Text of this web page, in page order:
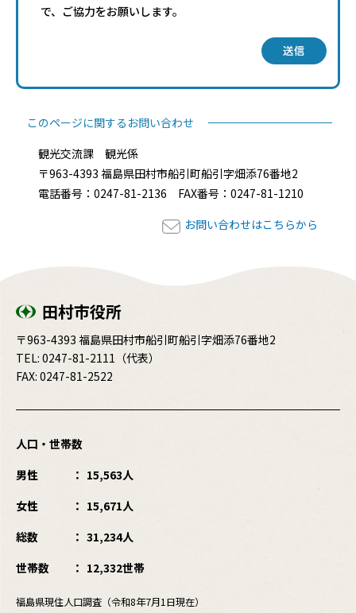
で、ご協力をお願いします。
送信
このページに関するお問い合わせ
観光交流課 観光係
〒963-4393 福島県田村市船引町船引字畑添76番地2
電話番号：0247-81-2136 FAX番号：0247-81-1210
お問い合わせはこちらから
田村市役所
〒963-4393 福島県田村市船引町船引字畑添76番地2
TEL: 0247-81-2111 （代表）
FAX: 0247-81-2522
人口・世帯数
男性
15,563人
女性
15,671人
総数
31,234人
世帯数
12,332世帯
福島県現住人口調査（令和8年7月1日現在）